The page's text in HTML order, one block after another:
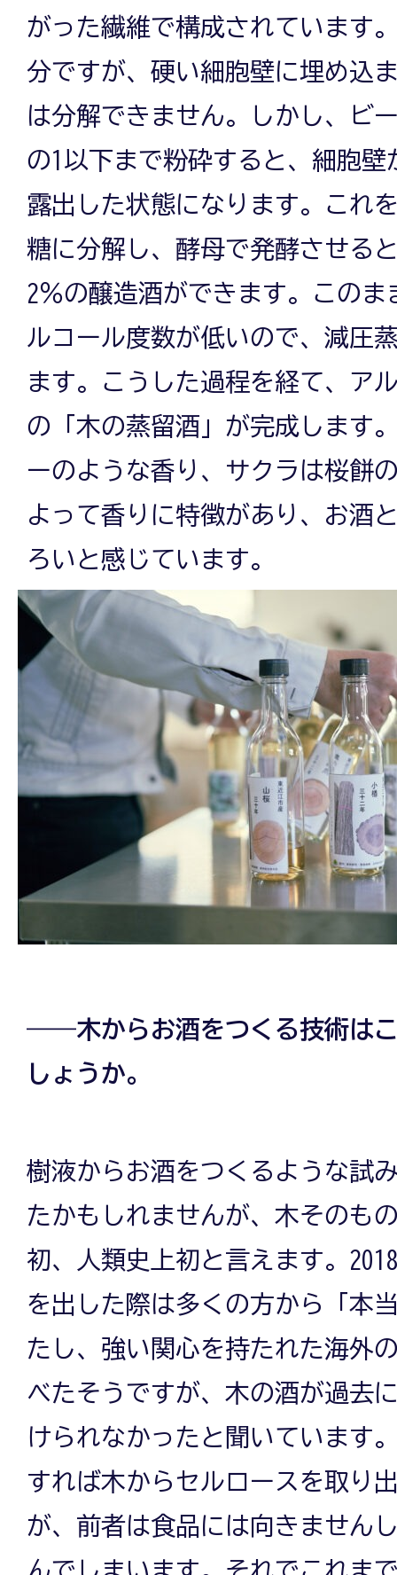
がった繊維で構成されています
分ですが、硬い細胞壁に埋め込
は分解できません。しかし、ビ
の1以下まで粉砕すると、細胞
露出した状態になります。これ
糖に分解し、酵母で発酵させる
2％の醸造酒ができます。この
ルコール度数が低いので、減圧
ます。こうした過程を経て、ア
の「木の蒸留酒」が完成します
ーのような香り、サクラは桜餅
よって香りに特徴があり、お酒
ろいと感じています。
――木からお酒をつくる技術は
しょうか。
樹液からお酒をつくるような試
たかもしれませんが、木そのも
初、人類史上初と言えます。
を出した際は多くの方から「本
たし、強い関心を持たれた海外
べたそうですが、木の酒が過去
けられなかったと聞いています
すれば木からセルロースを取り
が、前者は食品には向きません
んでしまいます。それでこれま